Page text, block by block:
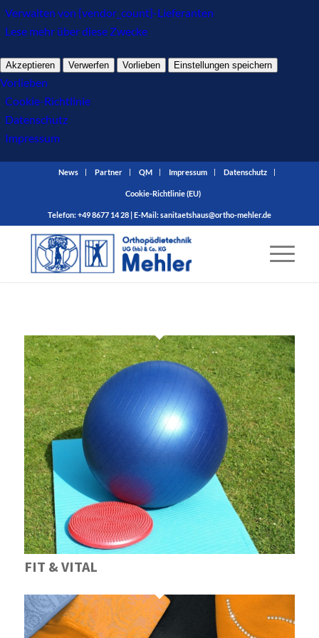
Verwalten von {vendor_count}-Lieferanten
Lese mehr über diese Zwecke
Akzeptieren Verwerfen Vorlieben Einstellungen speichern
Vorlieben
Cookie-Richtlinie
Datenschutz
Impressum
News Partner QM Impressum Datenschutz
Cookie-Richtlinie (EU)
Telefon: +49 8677 14 28 | E-Mail:sanitaetshaus@ortho-mehler.de
FIT & VITAL